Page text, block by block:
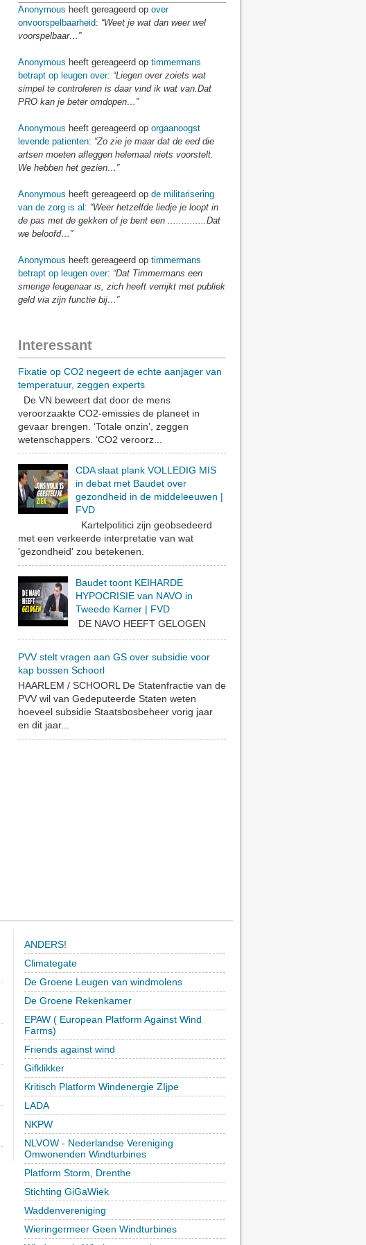
Anonymous heeft gereageerd op over
onvoorspelbaarheid: “Weet je wat dan weer wel
voorspelbaar…”
Anonymous heeft gereageerd op timmermans
betrapt op leugen over: “Liegen over zoiets wat
simpel te controleren is daar vind ik wat van.Dat
PRO kan je beter omdopen…”
Anonymous heeft gereageerd op orgaanoogst
levende patienten: “Zo zie je maar dat de eed die
artsen moeten afleggen helemaal niets voorstelt.
We hebben het gezien…”
Anonymous heeft gereageerd op de militarisering
van de zorg is al : “Weer hetzelfde liedje je loopt in
de pas met de gekken of je bent een ..............Dat
we beloofd…”
Anonymous heeft gereageerd op timmermans
betrapt op leugen over: “Dat Timmermans een
smerige leugenaar is, zich heeft verrijkt met publiek
geld via zijn functie bij…”
Interessant
Fixatie op CO2 negeert de echte aanjager van
temperatuur, zeggen experts
De VN beweert dat door de mens
veroorzaakte CO2-emissies de planeet in
gevaar brengen. ‘Totale onzin’, zeggen
wetenschappers. ‘CO2 veroorz...
CDA slaat plank VOLLEDIG MIS
in debat met Baudet over
gezondheid in de middeleeuwen |
FVD
Kartelpolitici zijn geobsedeerd
met een verkeerde interpretatie van wat
'gezondheid' zou betekenen.
Baudet toont KEIHARDE
HYPOCRISIE van NAVO in
Tweede Kamer | FVD
DE NAVO HEEFT GELOGEN
PVV stelt vragen aan GS over subsidie voor
kap bossen Schoorl
HAARLEM / SCHOORL De Statenfractie van de
PVV wil van Gedeputeerde Staten weten
hoeveel subsidie Staatsbosbeheer vorig jaar
en dit jaar...
ANDERS!
Climategate
De Groene Leugen van windmolens
De Groene Rekenkamer
EPAW ( European Platform Against Wind
Farms)
Friends against wind
Gifklikker
Kritisch Platform Windenergie ZIjpe
LADA
NKPW
NLVOW - Nederlandse Vereniging
Omwonenden Windturbines
Platform Storm, Drenthe
Stichting GiGaWiek
Waddenvereniging
Wieringermeer Geen Windturbines